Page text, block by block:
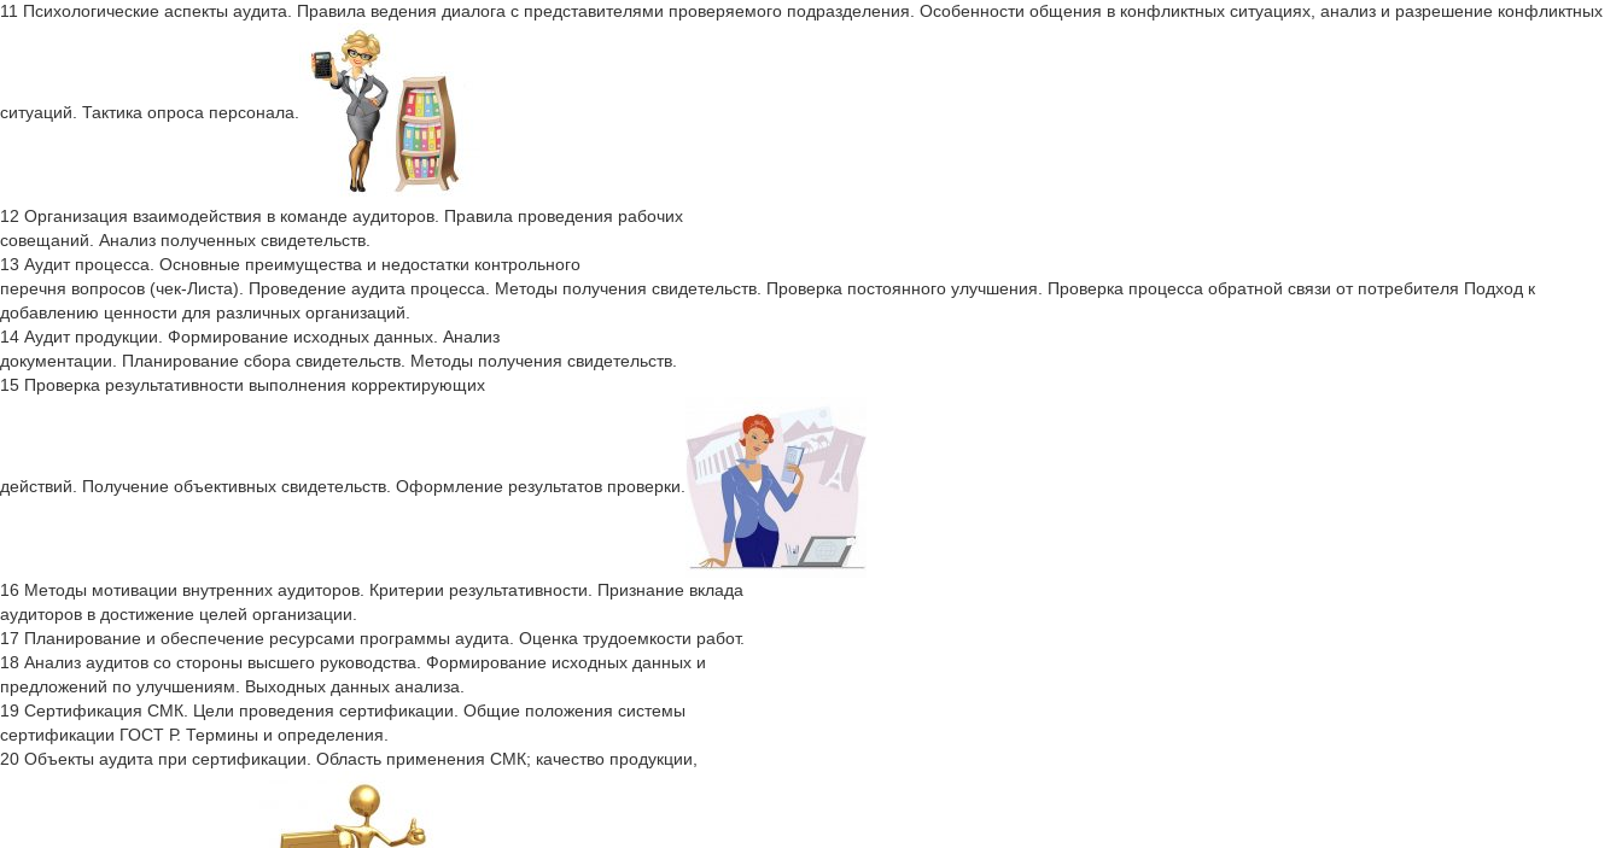
11 Психологические аспекты аудита. Правила ведения диалога с представителями проверяемого подразделения. Особенности общения в конфликтных ситуациях, анализ и разрешение конфликтных
ситуаций. Тактика опроса персонала.
12 Организация взаимодействия в команде аудиторов. Правила проведения рабочих
совещаний. Анализ полученных свидетельств.
13 Аудит процесса. Основные преимущества и недостатки контрольного
перечня вопросов (чек-Листа). Проведение аудита процесса. Методы получения свидетельств. Проверка постоянного улучшения. Проверка процесса обратной связи от потребителя Подход к
добавлению ценности для различных организаций.
14 Аудит продукции. Формирование исходных данных. Анализ
документации. Планирование сбора свидетельств. Методы получения свидетельств.
15 Проверка результативности выполнения корректирующих
действий. Получение объективных свидетельств. Оформление результатов проверки.
16 Методы мотивации внутренних аудиторов. Критерии результативности. Признание вклада
аудиторов в достижение целей организации.
17 Планирование и обеспечение ресурсами программы аудита. Оценка трудоемкости работ.
18 Анализ аудитов со стороны высшего руководства. Формирование исходных данных и
предложений по улучшениям. Выходных данных анализа.
19 Сертификация СМК. Цели проведения сертификации. Общие положения системы
сертификации ГОСТ Р. Термины и определения.
20 Объекты аудита при сертификации. Область применения СМК; качество продукции,